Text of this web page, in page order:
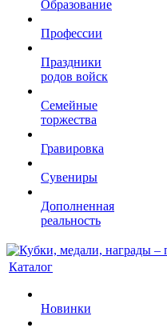
Образование
Профессии
Праздники
родов войск
Семейные
торжества
Гравировка
Сувениры
Дополненная
реальность
Каталог
Новинки